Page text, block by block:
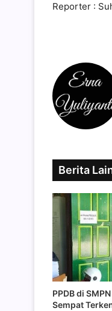
Reporter :
Berita
PPDB di
Sempat